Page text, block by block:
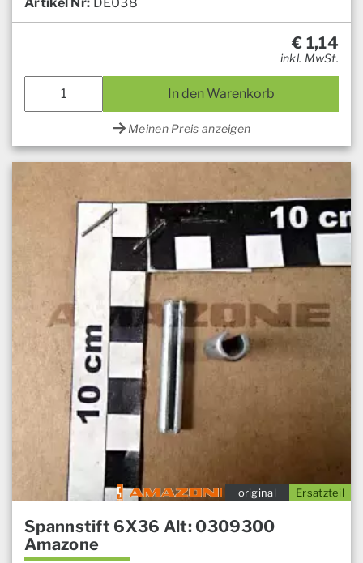
€ 1,14
inkl. MwSt.
In den Warenkorb
Meinen Preis anzeigen
Ersatzteil
original
Spannstift 6X36 Alt: 0309300
Amazone